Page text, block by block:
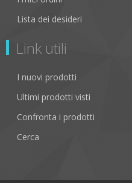
Lista dei desideri
Link utili
I nuovi prodotti
Ultimi prodotti visti
Confronta i prodotti
Cerca